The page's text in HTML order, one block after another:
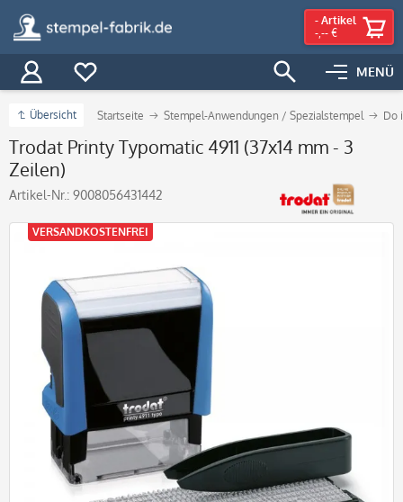
MENÜ
- Artikel
-,-- €
Übersicht Startseite Stempel-Anwendungen / Spezialstempel Do
Trodat Printy Typomatic 4911 (37x14 mm - 3
Zeilen)
Artikel-Nr.: 9008056431442
VERSANDKOSTENFREI